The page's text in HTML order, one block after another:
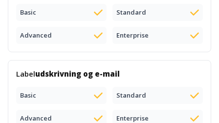
Basic Standard
Advanced Enterprise
Labeludskrivning og e-mail
Basic Standard
Advanced Enterprise